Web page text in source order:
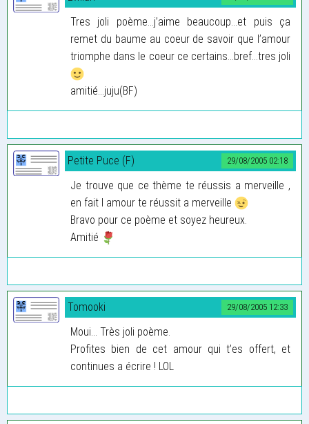
Tres joli poème...j’aime beaucoup...et puis ça
remet du baume au coeur de savoir que l’amour
triomphe dans le coeur ce certains...bref...tres joli
amitié...juju(BF)
29/08/2005 02:18
Petite Puce (F)
Je trouve que ce thème te réussis a merveille ,
en fait l amour te réussit a merveille
Bravo pour ce poème et soyez heureux.
Amitié
29/08/2005 12:33
Tomooki
Moui... Très joli poème.
Profites bien de cet amour qui t’es offert, et
continues a écrire ! LOL